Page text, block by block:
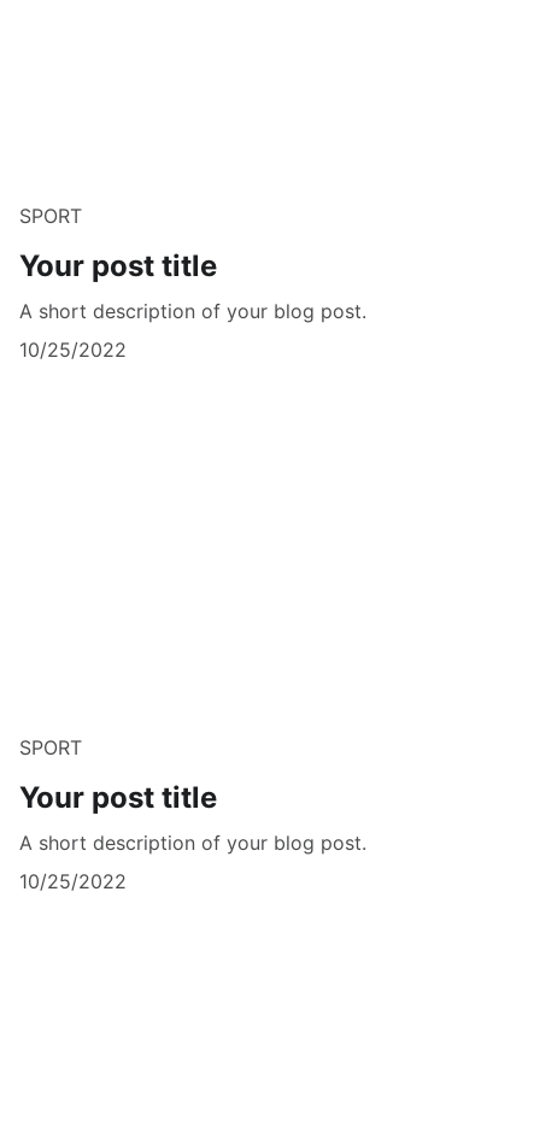
SPORT
Your post title
A short description of your blog post.
10/25/2022
SPORT
Your post title
A short description of your blog post.
10/25/2022